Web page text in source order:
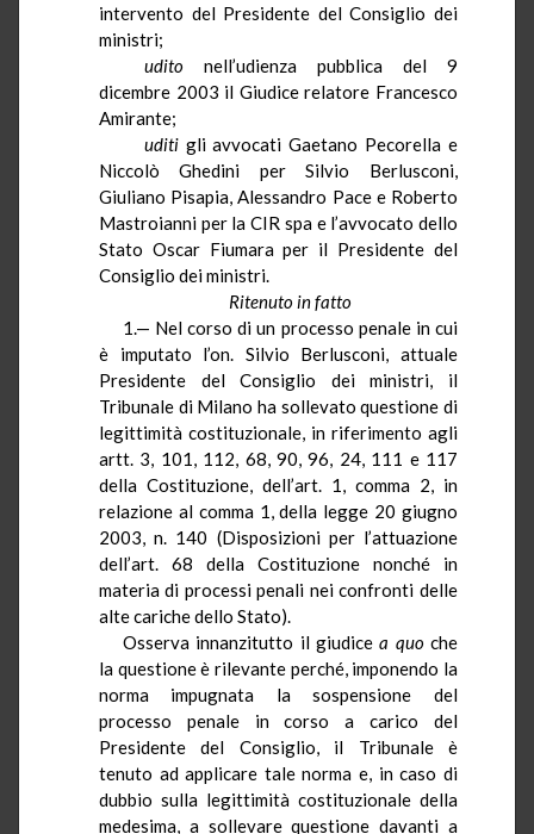
intervento del Presidente del Consiglio dei
ministri;
uditonell’udienza pubblica del 9
dicembre 2003 il Giudice relatore Francesco
Amirante;
uditigli avvocati Gaetano Pecorella e
NiccolòGhedini per Silvio Berlusconi,
Giuliano Pisapia, Alessandro Pace e Roberto
Mastroianni per la CIR spa e l’avvocato dello
Stato Oscar Fiumara per il Presidente del
Consiglio dei ministri.
Ritenuto in fatto
1.— Nel corso di un processo penale in cui
è imputato l’on. Silvio Berlusconi, attuale
Presidente del Consiglio dei ministri, il
Tribunale di Milano ha sollevato questione di
legittimità costituzionale, in riferimento agli
artt. 3, 101, 112, 68, 90, 96, 24, 111 e 117
della Costituzione, dell’art. 1, comma 2, in
relazione al comma 1, della legge 20 giugno
2003, n. 140 (Disposizioni per l’attuazione
dell’art. 68 della Costituzione nonché in
materia di processi penali nei confronti delle
alte cariche dello Stato).
Osserva innanzitutto il giudicea quoche
la questione è rilevante perché, imponendo la
norma impugnata la sospensione del
processo penale in corso a carico del
Presidente del Consiglio, il Tribunale è
tenuto ad applicare tale norma e, in caso di
dubbio sulla legittimità costituzionale della
medesima, a sollevare questione davanti a